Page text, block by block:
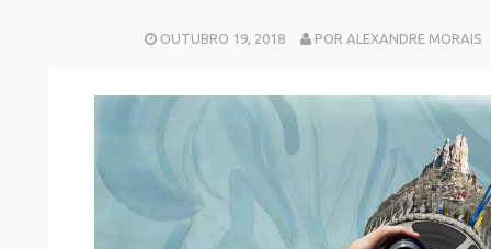
OUTUBRO 19, 2018 POR ALEXANDRE MORAIS